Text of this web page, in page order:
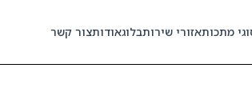
מתכותאזורי שירותבלוגאודותצור קשר